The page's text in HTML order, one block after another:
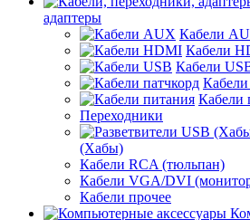
адаптеры
Кабели
Кабели
Кабели
Кабели
Кабели
Переходники
(Хабы)
Кабели RCA (тюльпан)
Кабели VGA/DVI
Кабели прочее